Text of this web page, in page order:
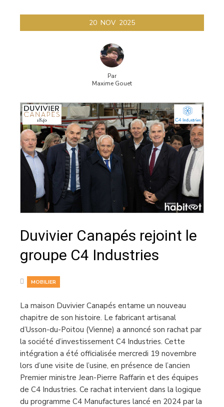
20 NOV 2025
Par
Maxime Gouet
Duvivier Canapés rejoint le
groupe C4 Industries
MOBILIER
La maison Duvivier Canapés entame un nouveau
chapitre de son histoire. Le fabricant artisanal
d’Usson-du-Poitou (Vienne) a annoncé son rachat par
la société d’investissement C4 Industries. Cette
intégration a été officialisée mercredi 19 novembre
lors d’une visite de l’usine, en présence de l’ancien
Premier ministre Jean-Pierre Raffarin et des équipes
de C4 Industries. Ce rachat intervient dans la logique
du programme C4 Manufactures lancé en 2024 par la